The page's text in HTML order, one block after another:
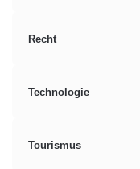
Recht
Technologie
Tourismus